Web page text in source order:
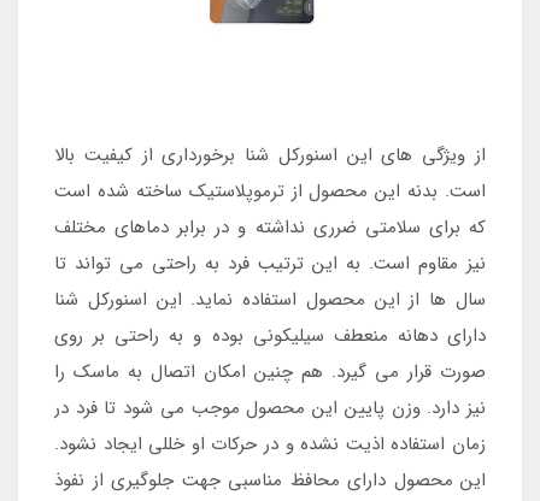
از ویژگی های این اسنورکل شنا برخورداری از کیفیت بالا
است. بدنه این محصول از ترموپلاستیک ساخته شده است
که برای سلامتی ضرری نداشته و در برابر دماهای مختلف
نیز مقاوم است. به این ترتیب فرد به راحتی می تواند تا
سال ها از این محصول استفاده نماید. این اسنورکل شنا
دارای دهانه منعطف سیلیکونی بوده و به راحتی بر روی
صورت قرار می گیرد. هم چنین امکان اتصال به ماسک را
نیز دارد. وزن پایین این محصول موجب می شود تا فرد در
زمان استفاده اذیت نشده و در حرکات او خللی ایجاد نشود.
این محصول دارای محافظ مناسبی جهت جلوگیری از نفوذ